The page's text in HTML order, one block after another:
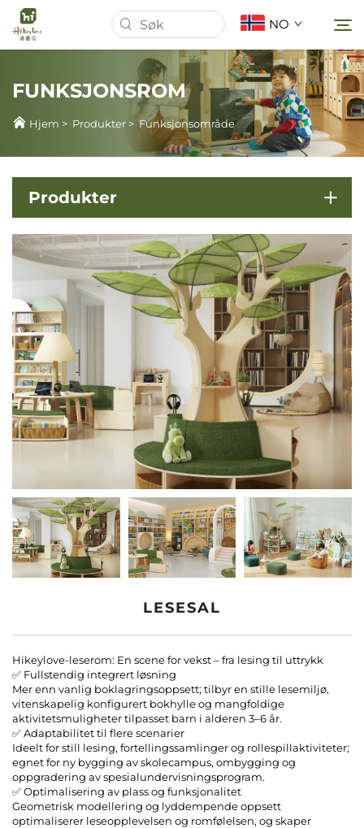
NO
Om oss
Produkter
Nyheter
Tilfeller
Last Ned
Kontakt Oss
FUNKSJONSROM
Hjem > Produkter >Funksjonsområde
Produkter
LESESAL
Hikeylove-leserom: En scene for vekst – fra lesing til uttrykk
✅ Fullstendig integrert løsning
Mer enn vanlig boklagringsoppsett; tilbyr en stille lesemiljø,
vitenskapelig konfigurert bokhylle og mangfoldige
aktivitetsmuligheter tilpasset barn i alderen 3–6 år.
✅ Adaptabilitet til flere scenarier
Ideelt for still lesing, fortellingssamlinger og rollespillaktiviteter;
egnet for ny bygging av skolecampus, ombygging og
oppgradering av spesialundervisningsprogram.
✅ Optimalisering av plass og funksjonalitet
Geometrisk modellering og lyddempende oppsett
optimaliserer leseopplevelsen og romfølelsen, og skaper